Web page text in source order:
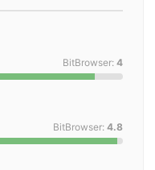
BitBrowser: 4
BitBrowser: 4.8